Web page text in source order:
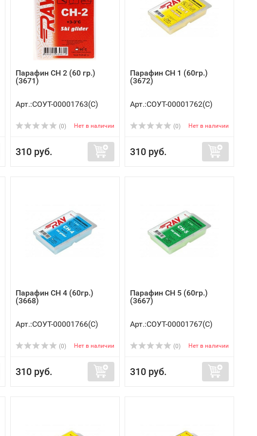
Парафин CH 2 (60 гр.)
(3671)
Арт.:СОУТ-00001763(C)
(0) Нет в наличии
310 руб.
Парафин CH 1 (60гр.)
(3672)
Арт.:СОУТ-00001762(C)
(0) Нет в наличии
310 руб.
Парафин CH 4 (60гр.)
(3668)
Арт.:СОУТ-00001766(C)
(0) Нет в наличии
310 руб.
Парафин CH 5 (60гр.)
(3667)
Арт.:СОУТ-00001767(C)
(0) Нет в наличии
310 руб.